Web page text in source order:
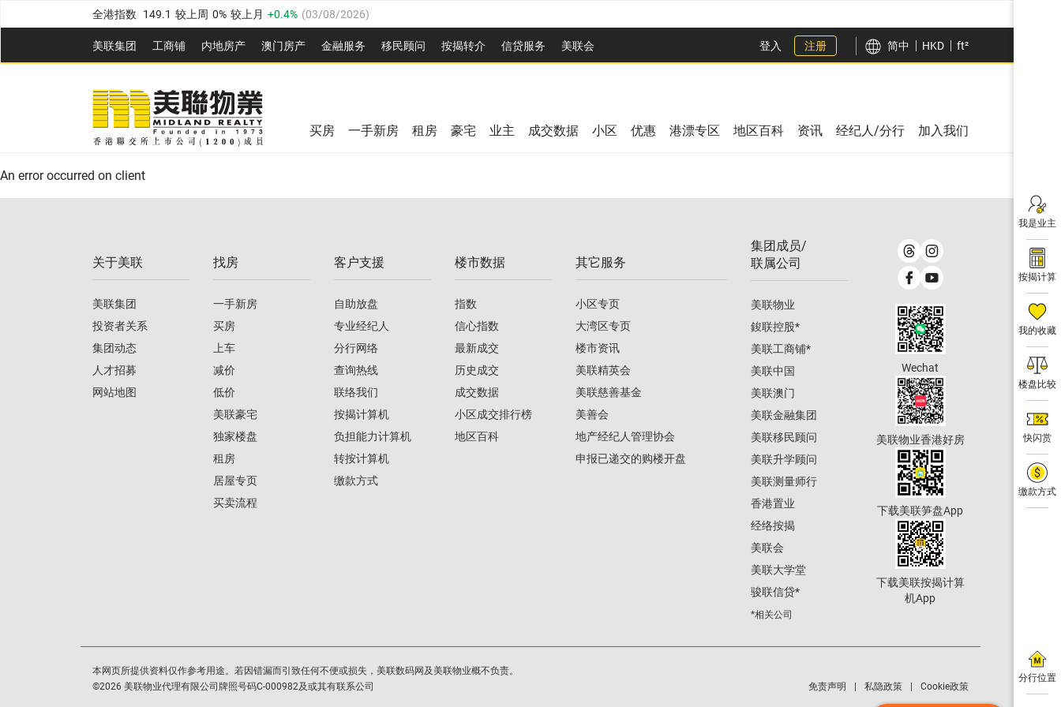
全港指数 149.1 较上周 0% 较上月 0.4% (03/08/2026)
港岛指数 157.4 较上周 -0.3% 较上月 -0.8% 03/08/2026
九龙指数 156.4 较上周 -0.1% 较上月 0.3% (03/08/2026)
新界指数 134.8 较上周 0.1% 较上月
美联信心指数 77.1 较上周 0.7% 较上月 03/08/2026
美联集团 工商铺 内地房产 澳⻔房产 金融服务 移民顾问 按揭转介 信贷服务 美联会
全港指数 149.1 较上周 0% 较上月
美联信心指数 较上周 0.7% 03/08/2026
登入 注册 简中 HKD ft²
我是业主
按揭计算
我的收藏
楼盘比较
快闪赏
缴款方式
分行位置
买房 一手新房 租房 豪宅 业主 成交数据 小区 优惠 港漂专区 地区百科 资讯 经纪人/分行 加入我们
An error occurred on client
关于美联
美联集团
投资者关系
集团动态
人才招募
网站地图
找房
一手新房
买房
上车
减价
低价
美联豪宅
独家楼盘
租房
居屋专页
买卖流程
客户支援
自助放盘
专业经纪人
分行网络
查询热线
联络我们
按揭计算机
负担能力计算机
转按计算机
缴款方式
楼市数据
指数
信心指数
最新成交
历史成交
成交数据
小区成交排行榜
地区百科
其它服务
小区专页
大湾区专页
楼市资讯
美联精英会
美联慈善基金
美善会
地产经纪人管理协会
申报已递交的购楼开盘
集团成员/
联属公司
美联物业
鋑联控股*
美联工商铺*
美联中国
美联澳门
美联金融集团
美联移民顾问
美联升学顾问
美联测量师行
香港置业
经络按揭
美联会
美联大学堂
骏联信贷*
*相关公司
Wechat
美联物业香港好房
下载美联笋盘App
下载美联按揭计算
机App
本网页所提供资料仅作参考用途。若因错漏而引致任何不便或损失，美联数码网及美联物业概不负责。
©2026 美联物业代理有限公司牌照号码C-000982及或其有联系公司 免责声明 私隐政策 Cookie政策